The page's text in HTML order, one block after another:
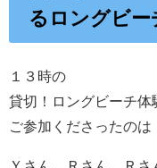
るロングビー
１３時の
貸切！ロングビーチ体
ご参加くださったのは
Ｙさん、Ｒさん、Ｒ